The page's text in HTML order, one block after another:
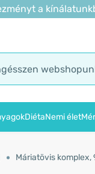
a
DiétaNemi élet
Máriatövis komplex,